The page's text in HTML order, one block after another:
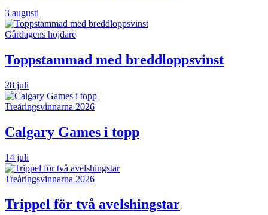
3 augusti
Gårdagens höjdare
Toppstammad med breddloppsvinst
28 juli
Treåringsvinnarna 2026
Calgary Games i topp
14 juli
Treåringsvinnarna 2026
Trippel för två avelshingstar